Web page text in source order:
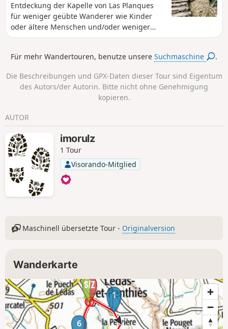
Entdeckung der Kapelle von Las Planques
für weniger geübte Wanderer wie Kinder
oder ältere Menschen und/oder weniger
sportliche Personen. Der Wanderer kann so
die Kapelle sowie den Viaur und ihre wilde
Für mehr Wandertouren, benutze unsereSuchmaschine .
Die Beschreibungen und GPX-Daten dieser Tour sind Eigentum
des Autors/der Autorin. Bitte nicht ohne Genehmigung
kopieren.
AUTOR
imorulz
1 Tour
Visorando-Mitglied
Maschinell übersetzte Tour - Originalversion
Wanderkarte
1
6